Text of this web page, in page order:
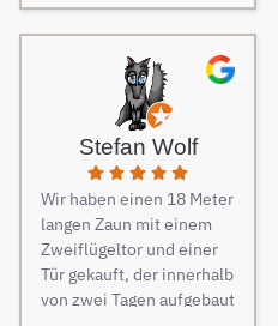
Stefan Wolf
Wir haben einen 18 Meter
langen Zaun mit einem
Zweiflügeltor und einer
Tür gekauft, der innerhalb
von zwei Tagen aufgebaut